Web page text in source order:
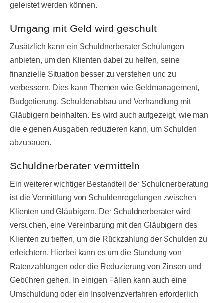
geleistet werden können.
Umgang mit Geld wird geschult
Zusätzlich kann ein Schuldnerberater Schulungen
anbieten, um den Klienten dabei zu helfen, seine
finanzielle Situation besser zu verstehen und zu
verbessern. Dies kann Themen wie Geldmanagement,
Budgetierung, Schuldenabbau und Verhandlung mit
Gläubigern beinhalten. Es wird auch aufgezeigt, wie man
die eigenen Ausgaben reduzieren kann, um Schulden
abzubauen.
Schuldnerberater vermitteln
Ein weiterer wichtiger Bestandteil der Schuldnerberatung
ist die Vermittlung von Schuldenregelungen zwischen
Klienten und Gläubigern. Der Schuldnerberater wird
versuchen, eine Vereinbarung mit den Gläubigern des
Klienten zu treffen, um die Rückzahlung der Schulden zu
erleichtern. Hierbei kann es um die Stundung von
Ratenzahlungen oder die Reduzierung von Zinsen und
Gebühren gehen. In einigen Fällen kann auch eine
Umschuldung oder ein Insolvenzverfahren erforderlich